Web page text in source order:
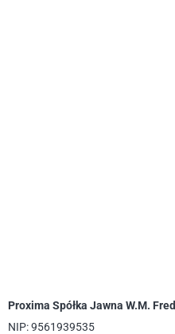
Proxima Spółka Jawna W.M.
NIP: 9561939535